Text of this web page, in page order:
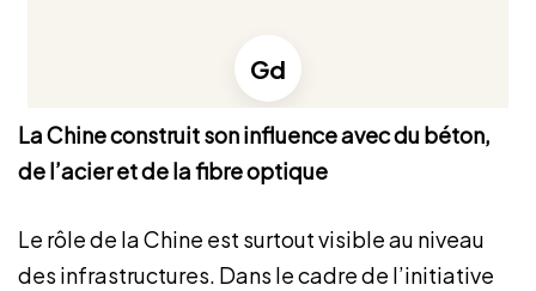
La Chine construit son influence avec du béton,
de l’acier et de la fibre optique
Le rôle de la Chine est surtout visible au niveau
des infrastructures. Dans le cadre de l’initiative